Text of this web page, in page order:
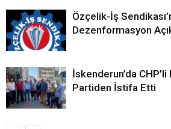
Özçelik-İş
Dezenformasyon
İskenderun’da
Partiden İstifa Etti